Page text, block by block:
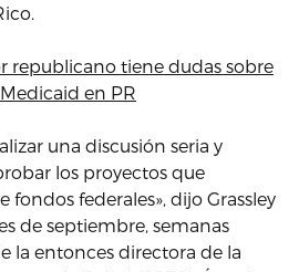
republicano tiene dudas sobre
en PR
una discusión seria y
los proyectos que
federales», dijo Grassley
de septiembre, semanas
la entonces directora de la